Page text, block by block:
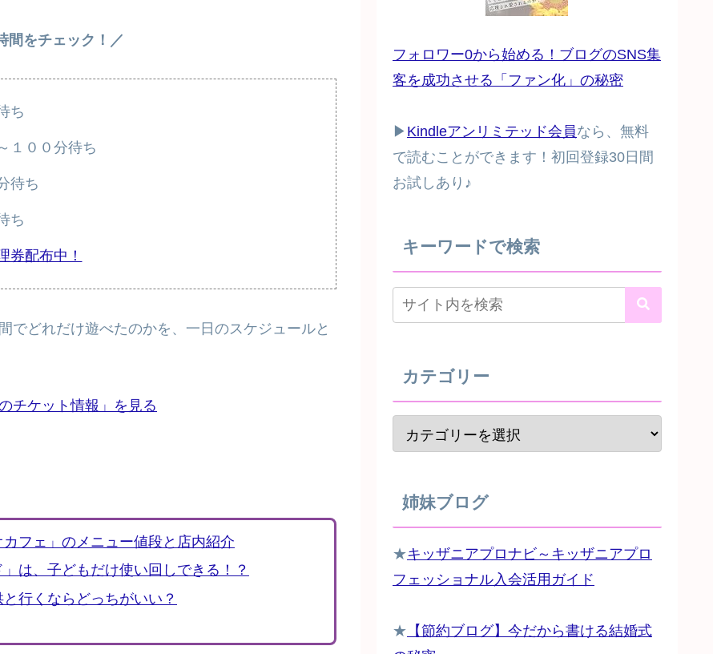
間をチェック！／
ち
１００分待ち
待ち
ち
券配布中！
でどれだけ遊べたのかを、一日のスケジュールと
チケット情報」を見る
フェ」のメニュー値段と店内紹介
は、子どもだけ使い回しできる！？
行くならどっちがいい？
フォロワー0から始める！ブログのSNS集
客を成功させる「ファン化」の秘密
▶ Kindleアンリミテッド会員なら、無料
で読むことができます！初回登録30日間
お試しあり♪
キーワードで検索
カテゴリー
姉妹ブログ
★キッザニアプロナビ～キッザニアプロ
フェッショナル入会活用ガイド
★ 【節約ブログ】今だから書ける結婚式